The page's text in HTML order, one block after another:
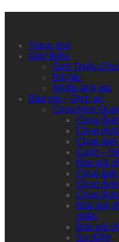
Trang chủ
Giới thiệu
Giới Thiệu
Đối tác
Nhiếp ảnh gia
Báo giá – Dịch vụ
Chụp hình
Chụp
Chụp
Chụp
Cưới –
Báo giá
Chụp
Chụp
Chụp
Báo giá
nhân
Báo giá
Sự Kiện